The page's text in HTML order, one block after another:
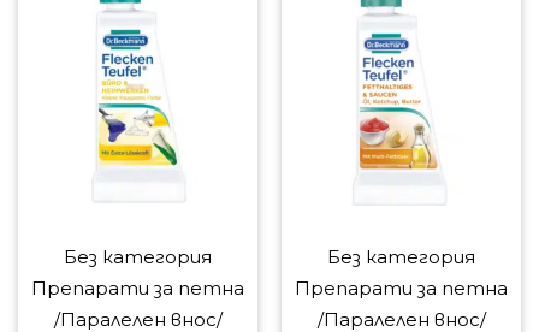
Без категория
Препарати за петна
/Паралелен внос/
Без категория
Препарати за петна
/Паралелен внос/